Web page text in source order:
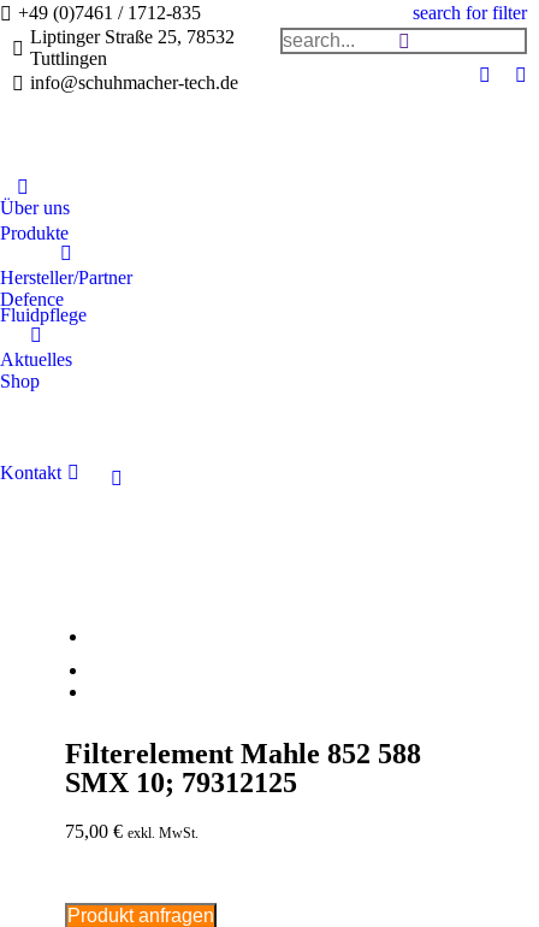
+49 (0)7461 / 1712-835
Liptinger Straße 25, 78532
Tuttlingen
info@schuhmacher-tech.de
search for filter
Über uns
Produkte
Hersteller/Partner
Defence
Fluidpflege
Aktuelles
Shop
Kontakt
Filterelement Mahle 852 588
SMX 10; 79312125
75,00 € exkl. MwSt.
Produkt anfragen